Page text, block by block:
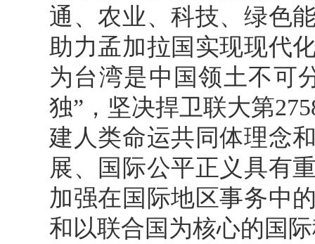
通、农业、科技、绿色
助力孟加拉国实现现代
为台湾是中国领土不可
独”，坚决捍卫联大第
建人类命运共同体理念
展、国际公平正义具有
加强在国际地区事务中
和以联合国为核心的国